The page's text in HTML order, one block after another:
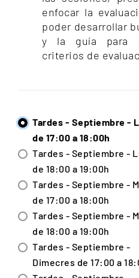
enfocar la
poder desarrollar
y la guía para
criterios de
Tardes - Septiembre -
de 17:00 a 18:00h
Tardes - Septiembre -
de 18:00 a 19:00h
Tardes - Septiembre -
de 17:00 a 18:00h
Tardes - Septiembre -
de 18:00 a 19:00h
Tardes - Septiembre -
Dimecres de 17:00 a